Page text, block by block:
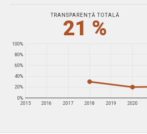
TRANSPARENȚĂ TOTALĂ
21 %
2015 2016 2017 2018 2019 2020
0%
20%
40%
60%
80%
100%